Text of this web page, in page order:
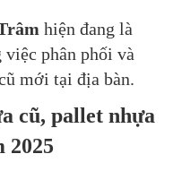
hiện đang là
phân phối và
mới tại địa bàn.
cũ, pallet nhựa
2025